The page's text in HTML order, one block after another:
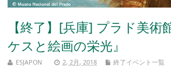
【終了】[兵庫] プラド美術
ケスと絵画の栄光』
ESJAPON 2, 2月, 2018 終了イベント一覧